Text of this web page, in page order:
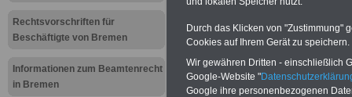
Rechtsvorschriften für
Beschäftigte von Bremen
Informationen zum Beamtenrecht
in Bremen
Bremen:
sichern
Durch das Klicken von "Zustimmung"
Cookies auf Ihrem Gerät zu speichern.
Wir gewähren Dritten - einschließlich
Google-Website "
Google ihre personenbezogenen